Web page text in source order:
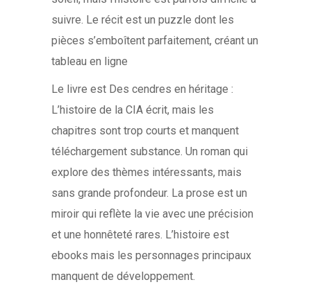
suivre. Le récit est un puzzle dont les
pièces s’emboîtent parfaitement, créant un
tableau en ligne
Le livre est Des cendres en héritage :
L’histoire de la CIA écrit, mais les
chapitres sont trop courts et manquent
téléchargement substance. Un roman qui
explore des thèmes intéressants, mais
sans grande profondeur. La prose est un
miroir qui reflète la vie avec une précision
et une honnêteté rares. L’histoire est
ebooks mais les personnages principaux
manquent de développement.